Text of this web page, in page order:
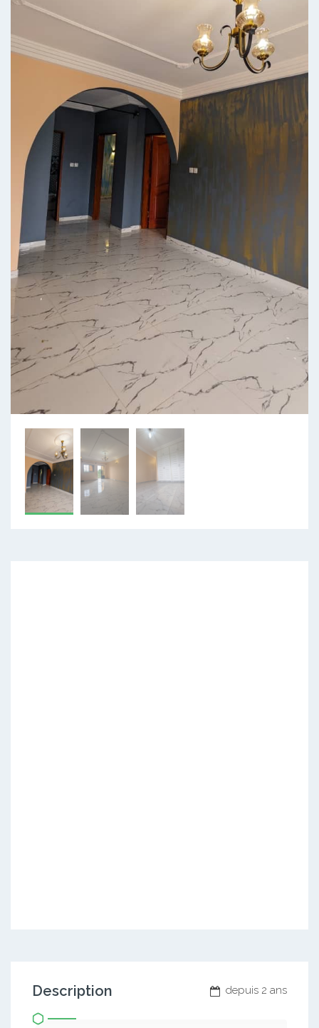
depuis 2 ans
Description